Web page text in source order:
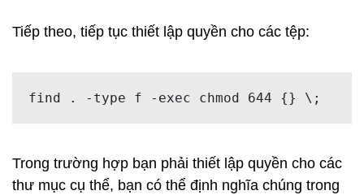
Tiếp theo, tiếp tục thiết lập quyền cho các tệp:
find . -type f -exec chmod 644 {} \;
Trong trường hợp bạn phải thiết lập quyền cho các
thư mục cụ thể, bạn có thể định nghĩa chúng trong